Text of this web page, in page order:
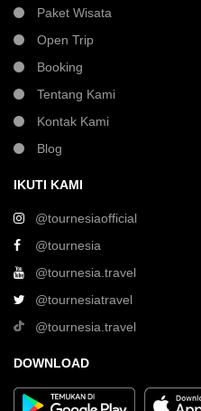
Paket Wisata
Open Trip
Booking
Tentang Kami
Kontak Kami
Blog
IKUTI KAMI
@tournesiaofficial
@tournesia
@tournesia.travel
@tournesiatravel
@tournesia.travel
DOWNLOAD